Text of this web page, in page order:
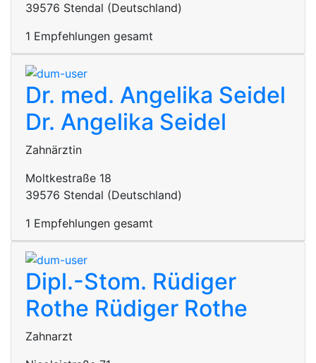
39576 Stendal (Deutschland)
1 Empfehlungen gesamt
Dr. med. Angelika Seidel
Dr. Angelika Seidel
Zahnärztin
Moltkestraße 18
39576 Stendal (Deutschland)
1 Empfehlungen gesamt
Dipl.-Stom. Rüdiger
Rothe Rüdiger Rothe
Zahnarzt